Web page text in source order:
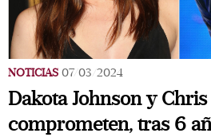
NOTICIAS 07/03/2024
Dakota Johnson y
comprometen, tras 6